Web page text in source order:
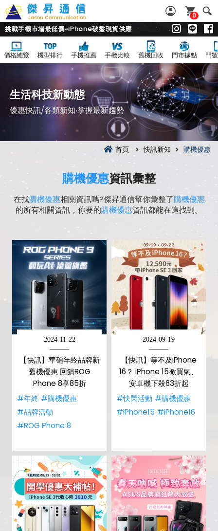
0
挑戰手機市場最低價~iPhone破盤現貨供應
價格總覽 機型排行 手機推薦 手機比較 舊機回收 門市據點 門
生活科技新動態
優惠快訊/各類新知‧掌握最新趨勢
首頁 快訊新知 購機優惠
購機優惠資訊彙整
在找購機優惠相關資訊嗎?傑昇通信幫你彙整了購機優惠
的所有相關資訊，你要的購機優惠資訊都能在這找到。
2024-11-22
【快訊】華碩年終品牌新
舊機優惠 回饋ROG
Phone 8享85折
#年終 #購機優惠
#品牌活動
#ROG Phone 8
2024-09-19
【快訊】等不及iPhone
16？ iPhone 15掀買氣、
安卓機下殺63折起
#快閃活動 #購機優惠
#iPhone15 #iPhone16